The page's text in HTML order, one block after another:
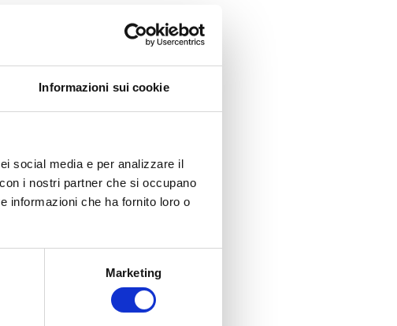
Informazioni sui cookie
social media e per analizzare il
i nostri partner che si occupano
informazioni che ha fornito loro o
Marketing